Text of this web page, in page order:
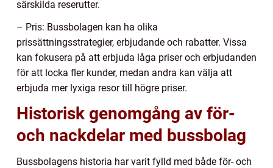
särskilda reserutter.
– Pris: Bussbolagen kan ha olika
prissättningsstrategier, erbjudande och rabatter. Vissa
kan fokusera på att erbjuda låga priser och erbjudanden
för att locka fler kunder, medan andra kan välja att
erbjuda mer lyxiga resor till högre priser.
Historisk genomgång av för-
och nackdelar med bussbolag
Bussbolagens historia har varit fylld med både för- och